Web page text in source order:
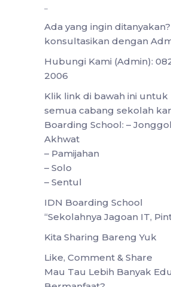
..
Ada yang ingin
konsultasikan dengan
Hubungi Kami (Admin):
2006
Klik link di bawah ini
semua cabang sekolah
Boarding School: –
Akhwat
– Pamijahan
– Solo
– Sentul
IDN Boarding School
“Sekolahnya Jagoan IT,
Kita Sharing Bareng Yuk
Like, Comment & Share
Mau Tau Lebih Banyak